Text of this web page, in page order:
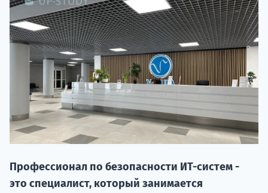
Профессионал по безопасности ИТ-систем -
это специалист, который занимается
НАБОР